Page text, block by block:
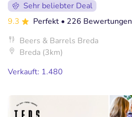
Sehr beliebter Deal
9.3
Perfekt • 226 Bewertungen
Beers & Barrels Breda
Breda (3km)
Verkauft: 1.480